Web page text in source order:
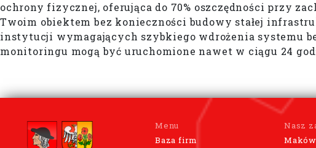
ochrony fizycznej, oferująca do 70% oszczędności przy
Twoim obiektem bez konieczności budowy stałej
instytucji wymagających szybkiego wdrożenia systemu
monitoringu mogą być uruchomione nawet w ciągu 24
Menu
Baza firm
Nasz